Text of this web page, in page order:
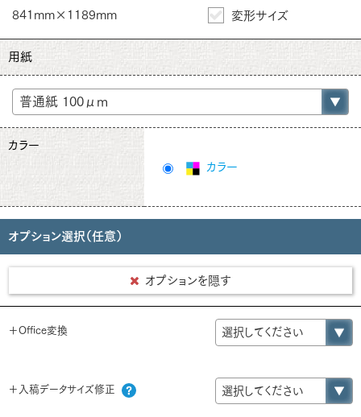
841mm×1189mm 変形サイズ
用紙
カラー
カラー
オプション選択（任意）
オプションを隠す
＋Office変換
＋入稿データサイズ修正